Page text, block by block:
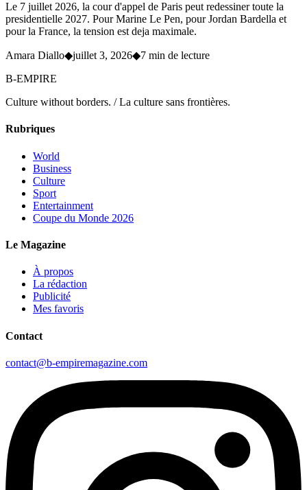
Le 7 juillet 2026, la cour d'appel de Paris peut redessiner toute la
presidentielle 2027. Pour Marine Le Pen, pour Jordan Bardella et
pour la France, la tension est deja maximale.
Amara Diallo◆juillet 3, 2026◆7 min de lecture
B-EMPIRE
Culture without borders. / La culture sans frontières.
Rubriques
World
Business
Culture
Sport
Entertainment
Coupe du Monde 2026
Le Magazine
À propos
La rédaction
Publicité
Mes favoris
Contact
contact@b-empiremagazine.com